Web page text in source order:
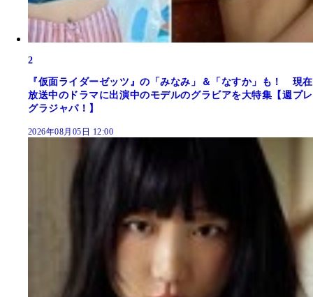
2
『仮面ライダーゼッツ』の「みなみ」＆「なすか」も！ 現在
放送中のドラマに出演中のモデルのグラビアを大特集【週プレ
グラジャパ！】
2026年08月05日 12:00